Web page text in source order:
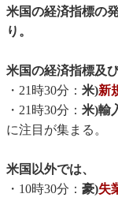
米国の経済指標の
り。
米国の経済指標及
・21時30分： 米)新
・21時30分： 米)輸
に注目が集まる。
米国以外では、
・10時30分： 豪)失